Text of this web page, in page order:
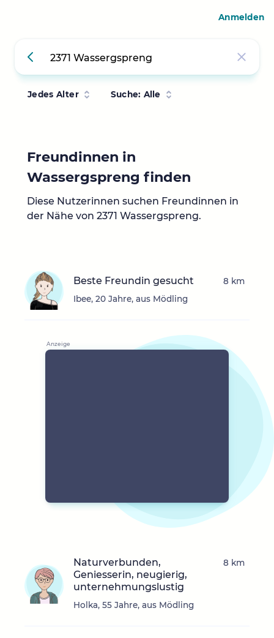
Jedes Alter Suche: Alle
Freundinnen in
Wassergspreng finden
Diese Nutzerinnen suchen Freundinnen in
der Nähe von 2371 Wassergspreng.
Beste Freundin gesucht
Ibee, 20 Jahre, aus Mödling
8 km
Naturverbunden,
Geniesserin, neugierig,
unternehmungslustig
Holka, 55 Jahre, aus Mödling
8 km
Anmelden